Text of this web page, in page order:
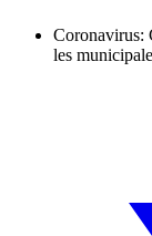
Coronavirus:
les